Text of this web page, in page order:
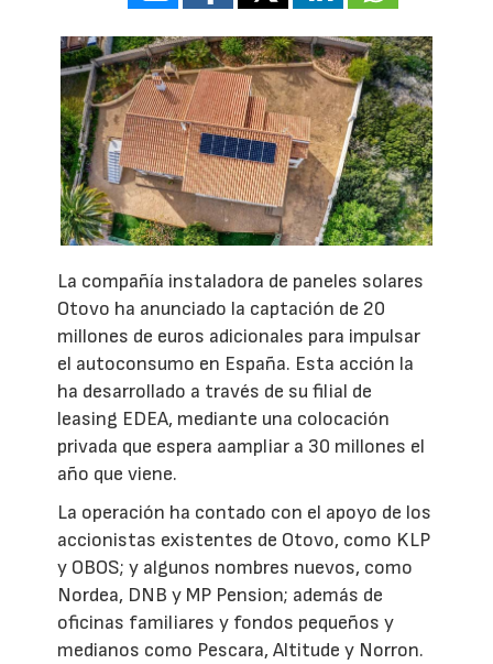
La compañía instaladora de paneles solares
Otovo ha anunciado la captación de 20
millones de euros adicionales para impulsar
el autoconsumo en España. Esta acción la
ha desarrollado a través de su filial de
leasing EDEA, mediante una colocación
privada que espera aampliar a 30 millones el
año que viene.
La operación ha contado con el apoyo de los
accionistas existentes de Otovo, como KLP
y OBOS; y algunos nombres nuevos, como
Nordea, DNB y MP Pension; además de
oficinas familiares y fondos pequeños y
medianos como Pescara, Altitude y Norron.